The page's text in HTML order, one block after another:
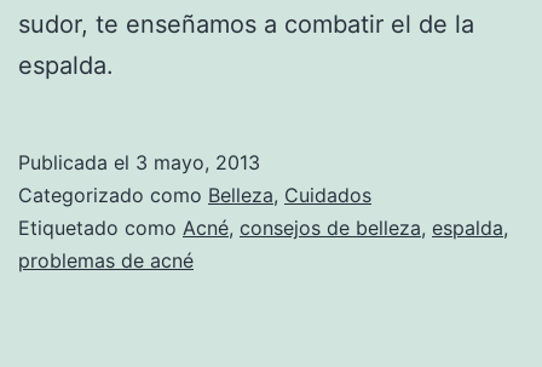
sudor, te enseñamos a combatir el de la
espalda.
Publicada el 3 mayo, 2013
Categorizado como Belleza, Cuidados
Etiquetado como Acné, consejos de belleza, espalda,
problemas de acné